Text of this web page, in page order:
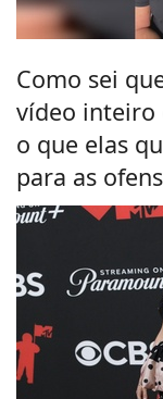
Como sei
vídeo inteiro
o que elas
para as